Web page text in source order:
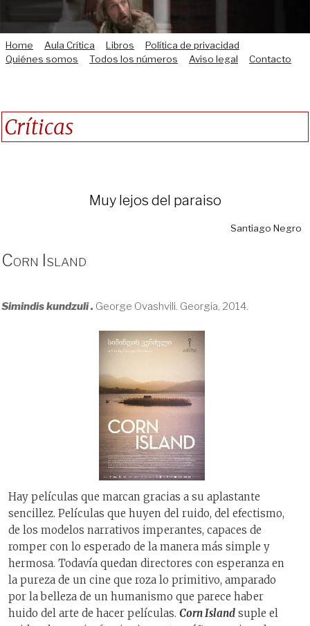
Home Aula Crítica Libros
Política de privacidad
Quiénes somos
Todos los números Aviso legal Contacto
Críticas
Muy lejos del paraiso
Santiago Negro
Corn Island
Simindis kundzuli . George Ovashvili. Georgia, 2014.
Hay películas que marcan gracias a su aplastante
sencillez. Películas que huyen del ruido, del efectismo,
de los modelos narrativos imperantes, capaces de
romper con lo esperado de la manera más simple y
hermosa. Todavía quedan directores con esperanza en
la pureza de un cine que roza lo primitivo, amparado
por la belleza de un humanismo que parece haber
huido del arte de hacer películas. Corn Island suple el